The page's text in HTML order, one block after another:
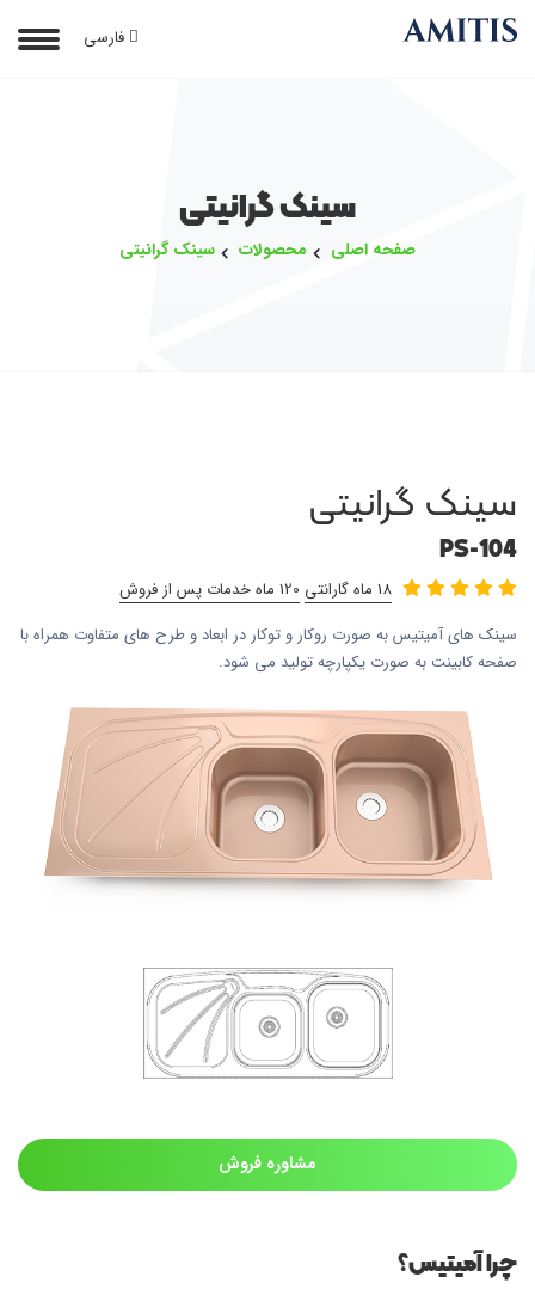
فارسی
سینک گرانیتی
صفحه اصلی محصولات سینک گرانیتی
سینک گرانیتی
PS-104
18 ماه گارانتی
120 ماه خدمات پس از فروش
سینک های آمیتیس به صورت روکار و توکار در ابعاد و طرح های متفاوت همراه با
صفحه کابینت به صورت یکپارچه تولید می شود.
مشاوره فروش
چرا آمیتیس؟